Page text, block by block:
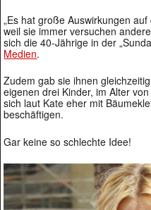
„Es hat große Auswirkungen
weil sie immer versuchen
sich die 40-Jährige in der
Medien.
Zudem gab sie ihnen
eigenen drei Kinder, im Alter
sich laut Kate eher mit
beschäftigen.
Gar keine so schlechte Idee!